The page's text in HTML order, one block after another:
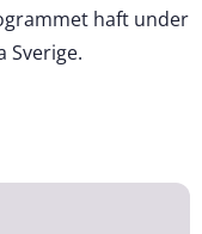
haft under
Sverige.